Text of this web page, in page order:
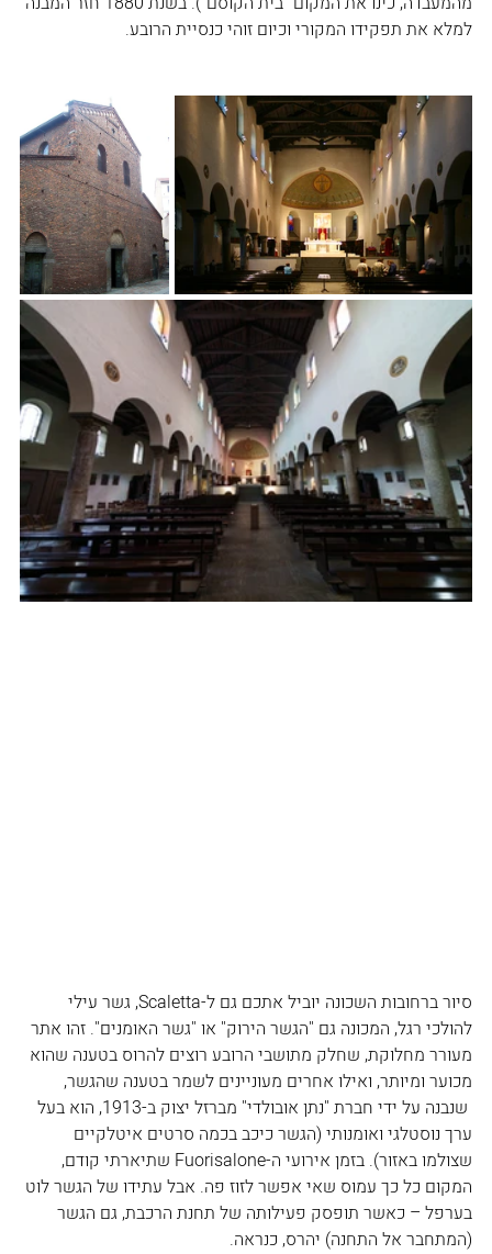
למלא את תפקידו המקורי וכיום זוהי כנסיית הרובע.
סיור ברחובות השכונה יוביל אתכם גם ל-Scaletta, גשר עילי
להולכי רגל, המכונה גם "הגשר הירוק" או "גשר האומנים". זהו אתר
מעורר מחלוקת, שחלק מתושבי הרובע רוצים להרוס בטענה שהוא
מכוער ומיותר, ואילו אחרים מעוניינים לשמר בטענה שהגשר,
שנבנה על ידי חברת "נתן אובולדי" מברזל יצוק ב-1913, הוא בעל
ערך נוסטלגי ואומנותי (הגשר כיכב בכמה סרטים איטלקיים
שצולמו באזור). בזמן אירועי ה-Fuorisalone שתיארתי קודם,
המקום כל כך עמוס שאי אפשר לזוז פה. אבל עתידו של הגשר לוט
בערפל – כאשר תופסק פעילותה של תחנת הרכבת, גם הגשר
(המתחבר אל התחנה) יהרס, כנראה.